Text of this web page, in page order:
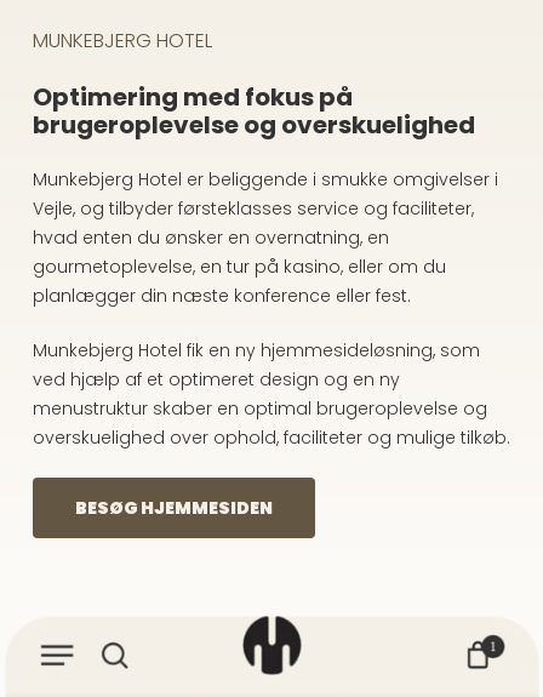
MUNKEBJERG HOTEL
Optimering med fokus på
brugeroplevelse og overskuelighed
Munkebjerg Hotel er beliggende i smukke omgivelser i
Vejle, og tilbyder førsteklasses service og faciliteter,
hvad enten du ønsker en overnatning, en
gourmetoplevelse, en tur på kasino, eller om du
planlægger din næste konference eller fest.
Munkebjerg Hotel fik en ny hjemmesideløsning, som
ved hjælp af et optimeret design og en ny
menustruktur skaber en optimal brugeroplevelse og
overskuelighed over ophold, faciliteter og mulige tilkøb.
BESØG HJEMMESIDEN